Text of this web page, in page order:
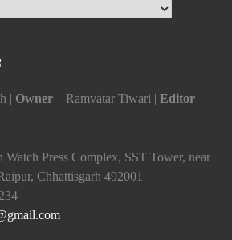
| Owner – Ramvatar Tiwari | Editor –
Watch Press Complex, SST Tower, near
Chhattisgarh 492001